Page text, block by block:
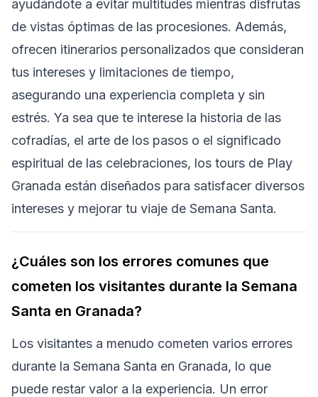
ayudándote a evitar multitudes mientras disfrutas
de vistas óptimas de las procesiones. Además,
ofrecen itinerarios personalizados que consideran
tus intereses y limitaciones de tiempo,
asegurando una experiencia completa y sin
estrés. Ya sea que te interese la historia de las
cofradías, el arte de los pasos o el significado
espiritual de las celebraciones, los tours de Play
Granada están diseñados para satisfacer diversos
intereses y mejorar tu viaje de Semana Santa.
¿Cuáles son los errores comunes que
cometen los visitantes durante la Semana
Santa en Granada?
Los visitantes a menudo cometen varios errores
durante la Semana Santa en Granada, lo que
puede restar valor a la experiencia. Un error